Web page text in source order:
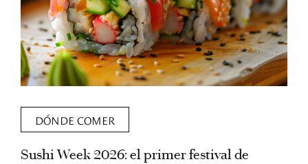
DÓNDE COMER
Sushi Week 2026: el primer festival de